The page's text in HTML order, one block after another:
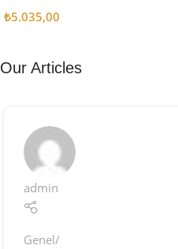
₺5.035,00
Our Articles
admin
Genel